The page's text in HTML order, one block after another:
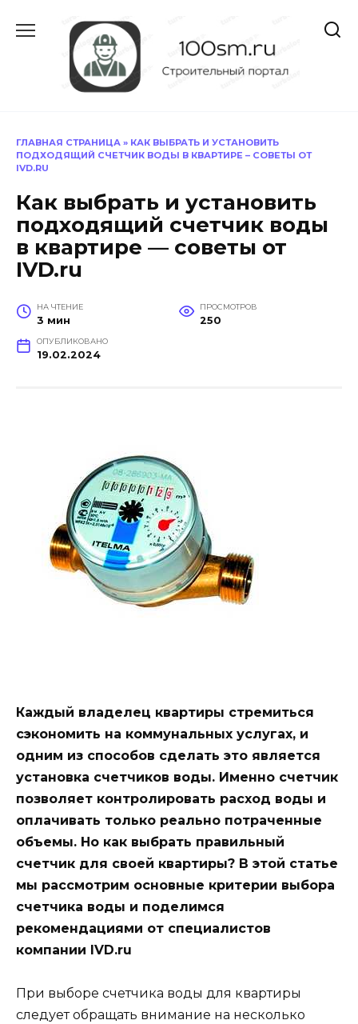
содержанию
ГЛАВНАЯ СТРАНИЦА » КАК ВЫБРАТЬ И УСТАНОВИТЬ
ПОДХОДЯЩИЙ СЧЕТЧИК ВОДЫ В КВАРТИРЕ – СОВЕТЫ ОТ
IVD.RU
Как выбрать и установить
подходящий счетчик воды
в квартире — советы от
IVD.ru
НА ЧТЕНИЕ
3 мин
ПРОСМОТРОВ
250
ОПУБЛИКОВАНО
19.02.2024
Каждый владелец квартиры стремиться
сэкономить на коммунальных услугах, и
одним из способов сделать это является
установка счетчиков воды. Именно счетчик
позволяет контролировать расход воды и
оплачивать только реально потраченные
объемы. Но как выбрать правильный
счетчик для своей квартиры? В этой статье
мы рассмотрим основные критерии выбора
счетчика воды и поделимся
рекомендациями от специалистов
компании IVD.ru
При выборе счетчика воды для квартиры
следует обращать внимание на несколько